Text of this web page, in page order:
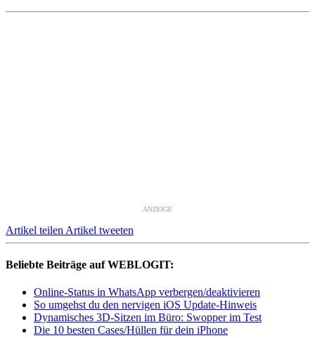
ANZEIGE
Artikel teilen Artikel tweeten
Beliebte Beiträge auf WEBLOGIT:
Online-Status in WhatsApp verbergen/deaktivieren
So umgehst du den nervigen iOS Update-Hinweis
Dynamisches 3D-Sitzen im Büro: Swopper im Test
Die 10 besten Cases/Hüllen für dein iPhone